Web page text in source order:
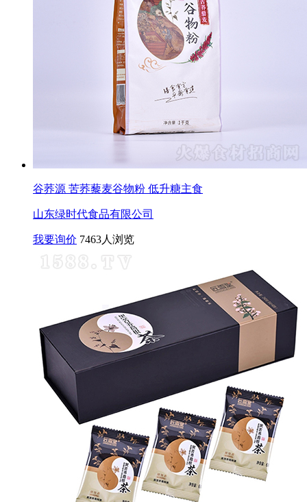
谷荞源 苦荞藜麦谷物粉 低升糖主食
山东绿时代食品有限公司
我要询价 7463人浏览